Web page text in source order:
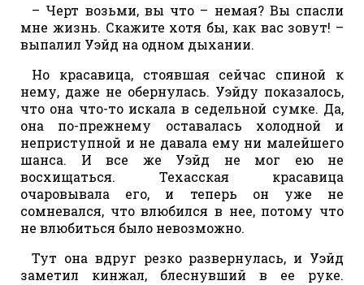
– Черт возьми, вы что – немая? Вы спасли
мне жизнь. Скажите хотя бы, как вас зовут! –
выпалил Уэйд на одном дыхании.
Но красавица, стоявшая сейчас спиной к
нему, даже не обернулась. Уэйду показалось,
что она что-то искала в седельной сумке. Да,
она по-прежнему оставалась холодной и
неприступной и не давала ему ни малейшего
шанса. И все же Уэйд не мог ею не
восхищаться. Техасская красавица
очаровывала его, и теперь он уже не
сомневался, что влюбился в нее, потому что
не влюбиться было невозможно.
Тут она вдруг резко развернулась, и Уэйд
заметил кинжал, блеснувший в ее руке.